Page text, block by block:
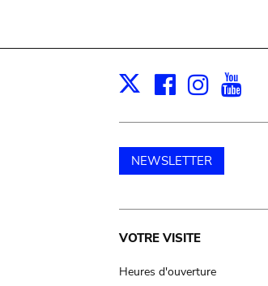
X Facebook
NEWSLETTER
Main
VOTRE VISITE
Heures d'ouverture